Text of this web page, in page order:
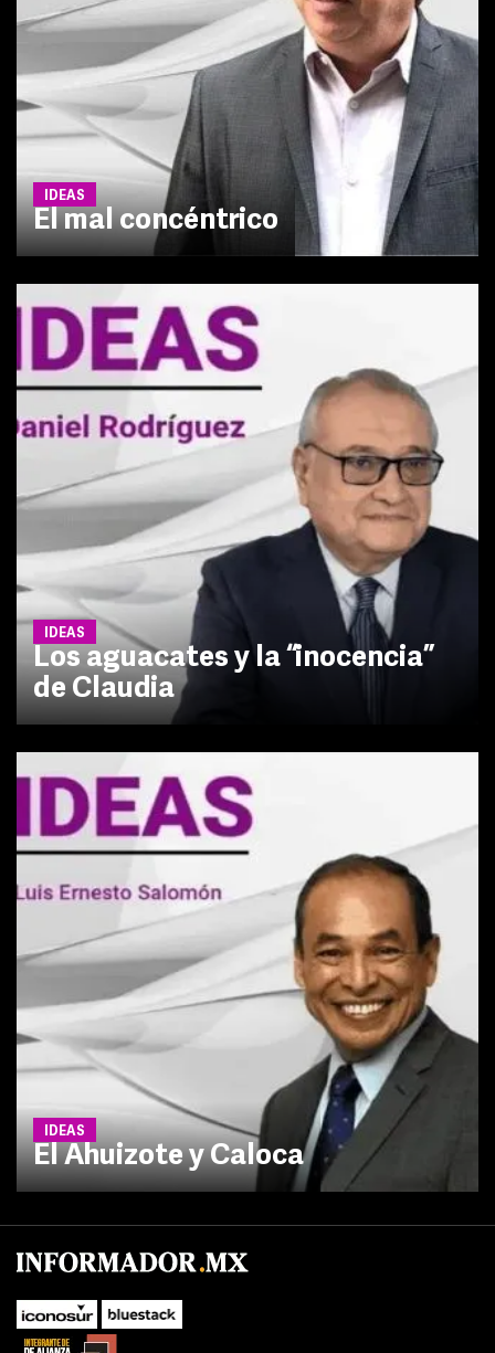
IDEAS
El mal concéntrico
IDEAS
Los aguacates y la “inocencia”
de Claudia
IDEAS
El Ahuizote y Caloca